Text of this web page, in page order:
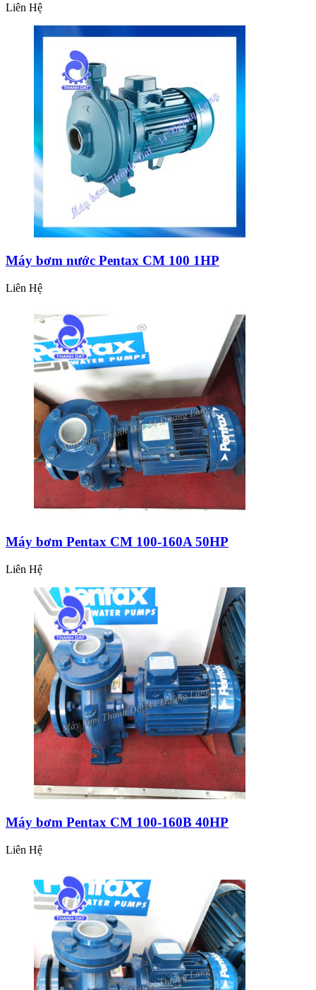
Liên Hệ
Máy bơm nước Pentax CM 100 1HP
Liên Hệ
Máy bơm Pentax CM 100-160A 50HP
Liên Hệ
Máy bơm Pentax CM 100-160B 40HP
Liên Hệ